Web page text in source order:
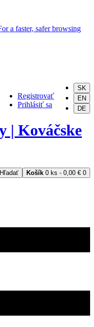
SK
EN
DE
Registrovať
Prihlásiť sa
Košík 0 ks - 0,00 € 0
Hľadať